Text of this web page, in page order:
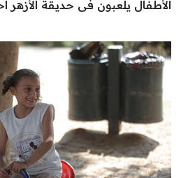
الأطفال يلعبون فى حديقة الأزهر